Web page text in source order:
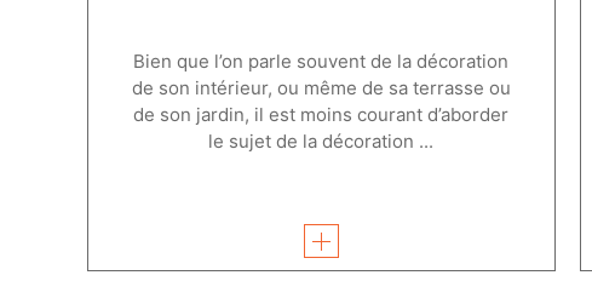
Bien que l’on parle souvent de la décoration
de son intérieur, ou même de sa terrasse ou
de son jardin, il est moins courant d’aborder
le sujet de la décoration ...